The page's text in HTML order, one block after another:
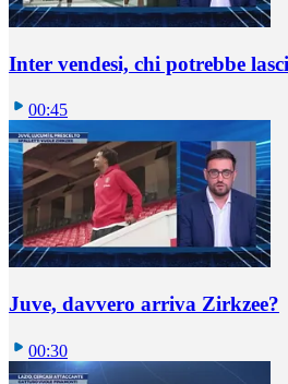
Inter vendesi, chi potrebbe
00:45
Juve, davvero arriva Zirkzee?
00:30